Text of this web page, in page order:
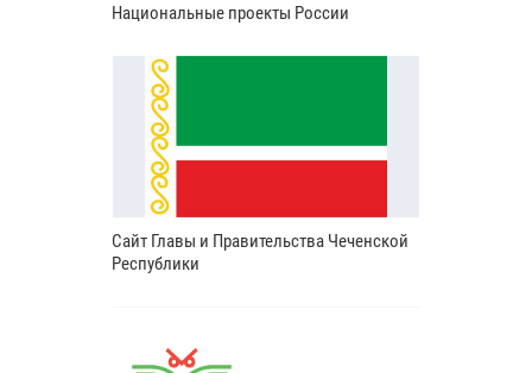
Национальные проекты России
Сайт Главы и Правительства Чеченской
Республики